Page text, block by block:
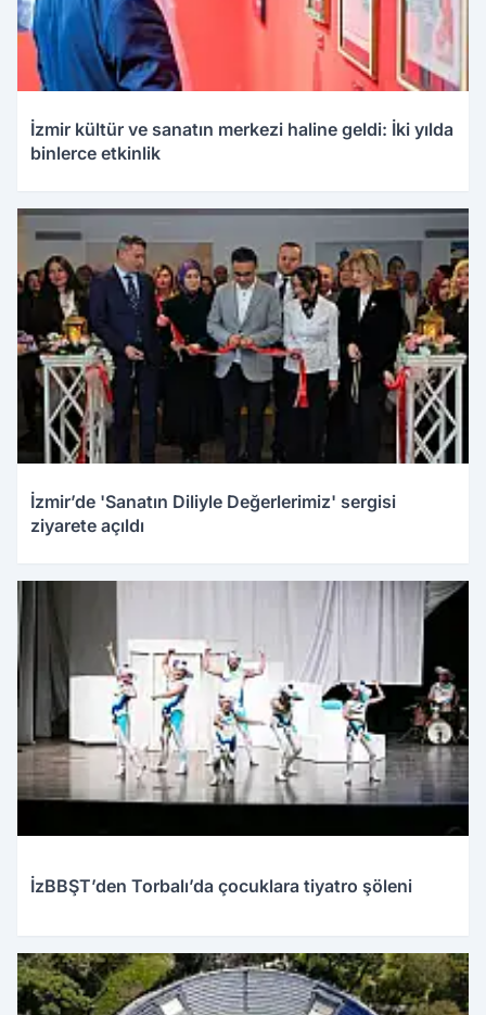
İzmir kültür ve sanatın merkezi haline geldi: İki yılda
binlerce etkinlik
İzmir’de 'Sanatın Diliyle Değerlerimiz' sergisi
ziyarete açıldı
İzBBŞT’den Torbalı’da çocuklara tiyatro şöleni